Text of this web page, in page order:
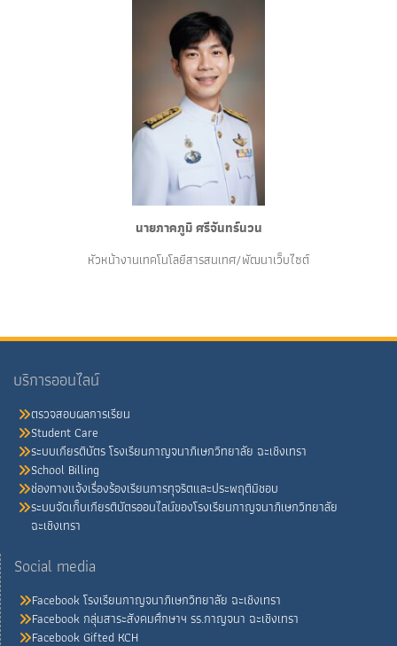
นายภาคภูมิ ศรีจันทร์นวน
หัวหน้างานเทคโนโลยีสารสนเทศ/พัฒนาเว็บไซต์
บริการออนไลน์
ตรวจสอบผลการเรียน
Student Care
ระบบเกียรติบัตร โรงเรียนกาญจนาภิเษกวิทยาลัย ฉะเชิงเทรา
School Billing
ช่องทางแจ้งเรื่องร้องเรียนการทุจริตและประพฤติมิชอบ
ระบบจัดเก็บเกียรติบัตรออนไลน์ของโรงเรียนกาญจนาภิเษกวิทยาลัย
ฉะเชิงเทรา
Social media
Facebook โรงเรียนกาญจนาภิเษกวิทยาลัย ฉะเชิงเทรา
Facebook กลุ่มสาระสังคมศึกษาฯ รร.กาญจนา ฉะเชิงเทรา
Facebook Gifted KCH